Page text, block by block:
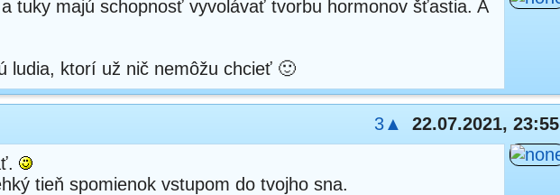
tuky majú schopnosť vyvolávať tvorbu hormonov šťastia. A
ludia, ktorí už nič nemôžu chcieť 🙂
3▲
22.07.2021, 23:55
tieň spomienok vstupom do tvojho sna.